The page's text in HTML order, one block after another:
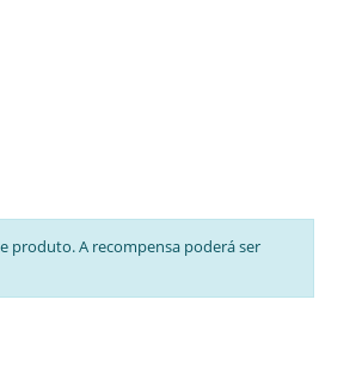
produto. A recompensa poderá ser